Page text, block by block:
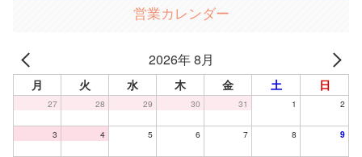
営業カレンダー
2026年 8月
月 火 水 木 金 土 日
27 28 29 30 31 1 2
3 4 5 6 7 8 9